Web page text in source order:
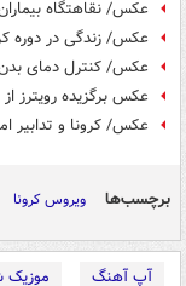
عکس/ نقاهتگاه
عکس/ زندگی در دوره
عکس/ کنترل دمای
عکس برگزیده رویترز از
عکس/ کرونا و تدابیر
برچسب‌ها ویروس کرونا
آپ آهنگ موزیک